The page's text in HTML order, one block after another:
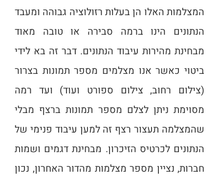
המצלמות האלו הן בעלות רזולוציה גבוהה ומעבד
הנתונים הינו ברמה סבירה או טובה מאוד
מבחינת מהירות עיבוד הנתונים. דבר זה בא לידי
ביטוי כאשר אנו מצלמים מספר תמונות בצרור
(צילום רחוב, צילום ספורט ועוד) ועד רמה
מסוימת ניתן לצלם מספר תמונות ברצף מבלי
שהמצלמה תעצור רצף זה למען עיבוד פנימי של
הנתונים לכרטיס הזיכרון. מבחינת דגמים ושמות
חברות, נציין מספר מצלמות מהדור האחרון, נכון